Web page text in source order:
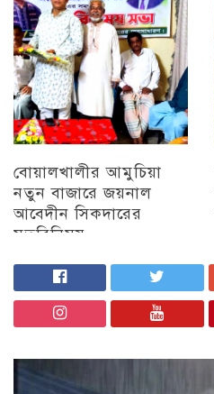
বোয়ালখালীর আমুচিয়া
নতুন বাজারে জয়নাল
আবেদীন সিকদারের
মতবিনিময়
চট্টগ্রাম